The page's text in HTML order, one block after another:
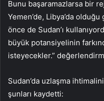
Bunu başaramazlarsa bir
Yemen’de, Libya’da
önce de Sudan’ı
büyük potansiyelinin
isteyecekler.”
Sudan’da uzlaşma
şunları kaydetti: